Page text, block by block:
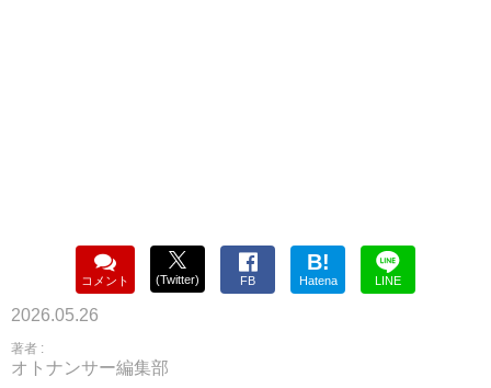
コメント (Twitter) FB
B!
Hatena LINE
2026.05.26
著者 :
オトナンサー編集部